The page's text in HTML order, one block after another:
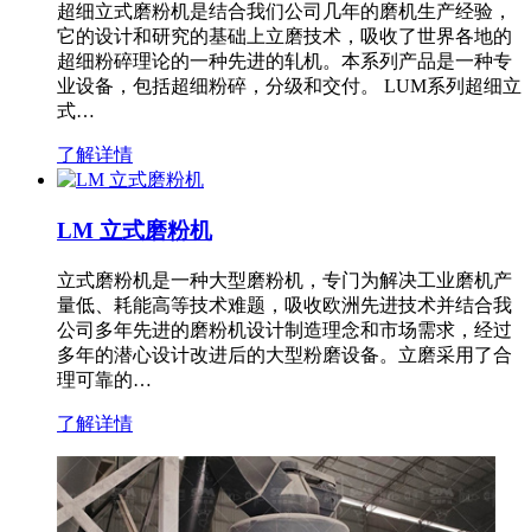
超细立式磨粉机是结合我们公司几年的磨机生产经验，
它的设计和研究的基础上立磨技术，吸收了世界各地的
超细粉碎理论的一种先进的轧机。本系列产品是一种专
业设备，包括超细粉碎，分级和交付。 LUM系列超细立
式…
了解详情
LM 立式磨粉机
立式磨粉机是一种大型磨粉机，专门为解决工业磨机产
量低、耗能高等技术难题，吸收欧洲先进技术并结合我
公司多年先进的磨粉机设计制造理念和市场需求，经过
多年的潜心设计改进后的大型粉磨设备。立磨采用了合
理可靠的…
了解详情